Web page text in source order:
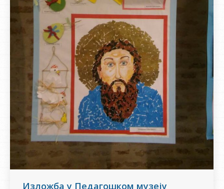
Изложба у Педагошком музеју